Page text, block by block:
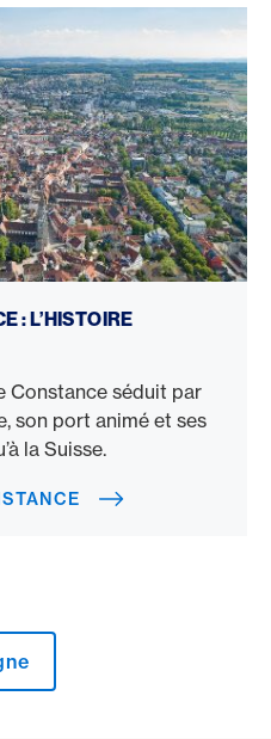
: L’HISTOIRE
Constance séduit par
son port animé et ses
la Suisse.